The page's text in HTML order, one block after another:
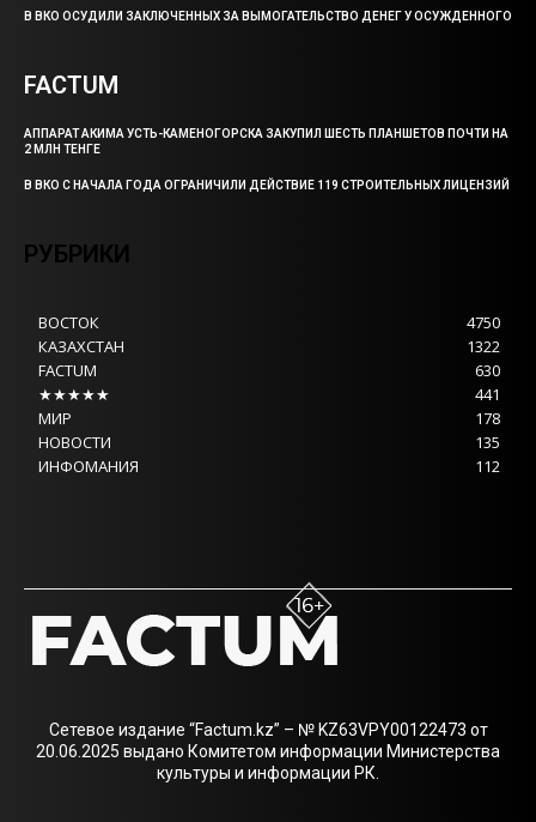
В ВКО ОСУДИЛИ ЗАКЛЮЧЕННЫХ ЗА ВЫМОГАТЕЛЬСТВО ДЕНЕГ У ОСУЖДЕННОГО
FACTUM
АППАРАТ АКИМА УСТЬ-КАМЕНОГОРСКА ЗАКУПИЛ ШЕСТЬ ПЛАНШЕТОВ ПОЧТИ НА
2 МЛН ТЕНГЕ
В ВКО С НАЧАЛА ГОДА ОГРАНИЧИЛИ ДЕЙСТВИЕ 119 СТРОИТЕЛЬНЫХ ЛИЦЕНЗИЙ
РУБРИКИ
ВОСТОК
4750
КАЗАХСТАН
1322
FACTUM
630
★★★★★
441
МИР
178
НОВОСТИ
135
ИНФОМАНИЯ
112
Сетевое издание “Factum.kz” – № KZ63VPY00122473 от
20.06.2025 выдано Комитетом информации Министерства
культуры и информации РК.